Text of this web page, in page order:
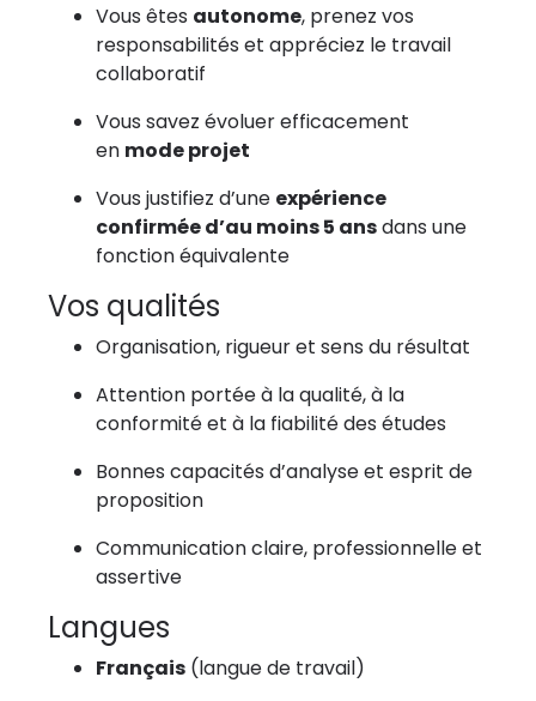
Vous êtes autonome, prenez vos
responsabilités et appréciez le travail
collaboratif
Vous savez évoluer efficacement
en mode projet
Vous justifiez d’une expérience
confirmée d’au moins 5 ansdans une
fonction équivalente
Vos qualités
Organisation, rigueur et sens du résultat
Attention portée à la qualité, à la
conformité et à la fiabilité des études
Bonnes capacités d’analyse et esprit de
proposition
Communication claire, professionnelle et
assertive
Langues
Français (langue de travail)